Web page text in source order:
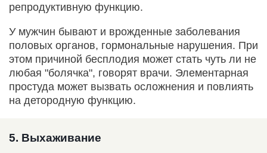
репродуктивную функцию.
У мужчин бывают и врожденные заболевания
половых органов, гормональные нарушения. При
этом причиной бесплодия может стать чуть ли не
любая "болячка", говорят врачи. Элементарная
простуда может вызвать осложнения и повлиять
на детородную функцию.
5. Выхаживание